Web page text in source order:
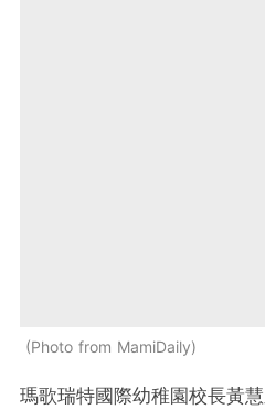
Photo from MamiDaily
瑪歌瑞特國際幼稚園校長黃